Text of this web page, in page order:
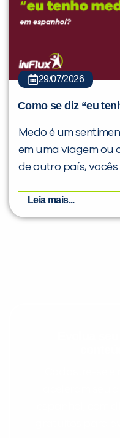
29/07/2026
Como se diz “eu
Medo é um
em uma viagem ou
de outro país, vocês
Leia mais...